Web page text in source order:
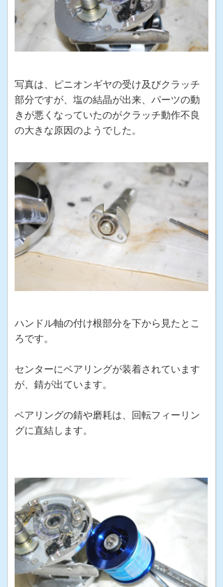
写真は、ピニオンギヤの受け及びクラッチ
部分ですが、塩の結晶が出来、パーツの動
きが悪くなっていたのがクラッチ動作不良
の大きな原因のようでした。
ハンドル軸の付け根部分を下から見たとこ
ろです。
センターにベアリングが装着されています
が、錆が出ています。
ベアリングの錆や磨耗は、回転フィーリン
グに直結します。